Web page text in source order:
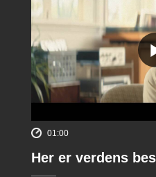
01:00
Her er verdens